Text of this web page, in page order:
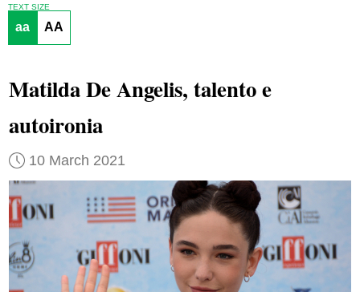
TEXT SIZE
aa AA
Matilda De Angelis, talento e
autoironia
10 March 2021